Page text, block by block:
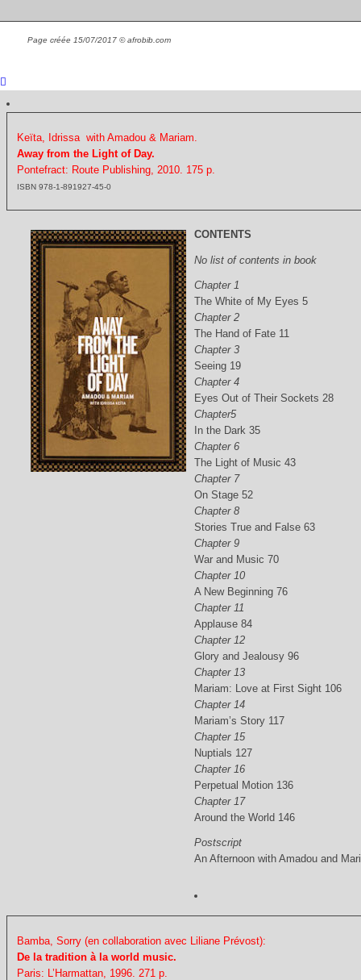
Page créée 15/07/2017 © afrobib.com
Keïta, Idrissa with Amadou & Mariam.
Away from the Light of Day.
Pontefract: Route Publishing, 2010. 175 p.
ISBN 978-1-891927-45-0
CONTENTS
No list of contents in book
Chapter 1
The White of My Eyes 5
Chapter 2
The Hand of Fate 11
Chapter 3
Seeing 19
Chapter 4
Eyes Out of Their Sockets 28
Chapter5
In the Dark 35
Chapter 6
The Light of Music 43
Chapter 7
On Stage 52
Chapter 8
Stories True and False 63
Chapter 9
War and Music 70
Chapter 10
A New Beginning 76
Chapter 11
Applause 84
Chapter 12
Glory and Jealousy 96
Chapter 13
Mariam: Love at First Sight 106
Chapter 14
Mariam’s Story 117
Chapter 15
Nuptials 127
Chapter 16
Perpetual Motion 136
Chapter 17
Around the World 146
Postscript
An Afternoon with Amadou and
Bamba, Sorry (en collaboration avec Liliane Prévost):
De la tradition à la world music.
Paris: L’Harmattan, 1996. 271 p.